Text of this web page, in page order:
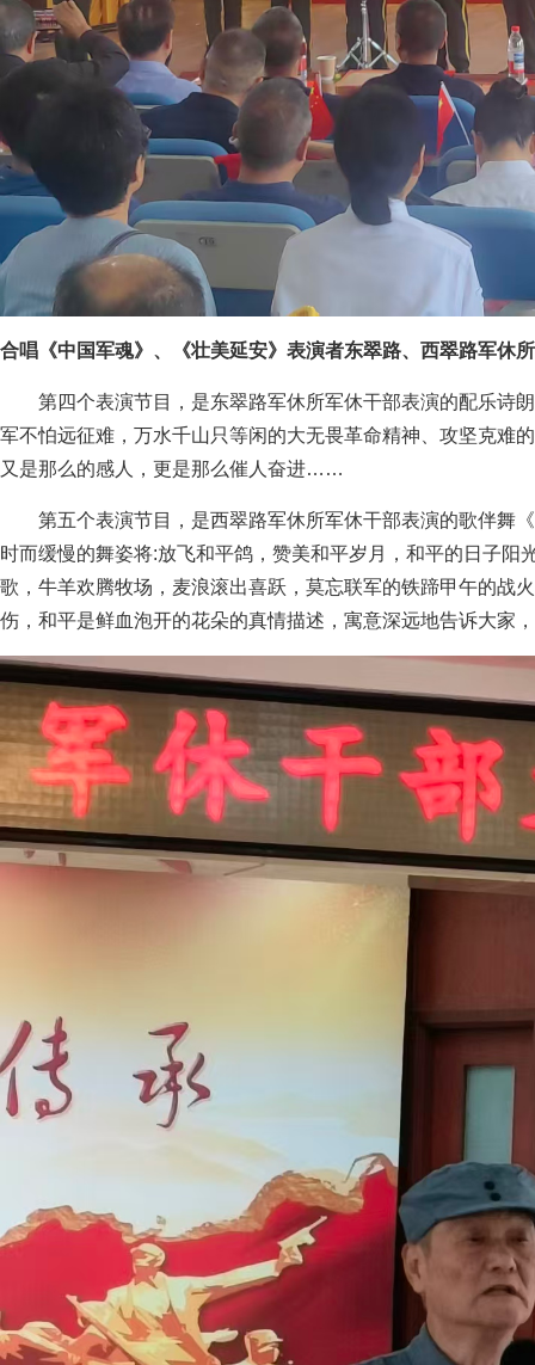
合唱《中国军魂》、《壮美延安》表演者东翠路、西翠路军休
第四个表演节目，是东翠路军休所军休干部表演的配乐诗
军不怕远征难，万水千山只等闲的大无畏革命精神、攻坚克难
又是那么的感人，更是那么催人奋进……
第五个表演节目，是西翠路军休所军休干部表演的歌伴舞
时而缓慢的舞姿将:放飞和平鸽，赞美和平岁月，和平的日子
歌，牛羊欢腾牧场，麦浪滚出喜跃，莫忘联军的铁蹄甲午的战
伤，和平是鲜血泡开的花朵的真情描述，寓意深远地告诉大